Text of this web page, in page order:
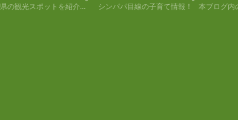
静岡県の観光スポットを紹介します！
シンパパ目線の子育て情報！